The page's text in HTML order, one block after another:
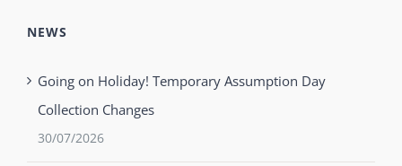
NEWS
Going on Holiday! Temporary Assumption Day
Collection Changes
30/07/2026